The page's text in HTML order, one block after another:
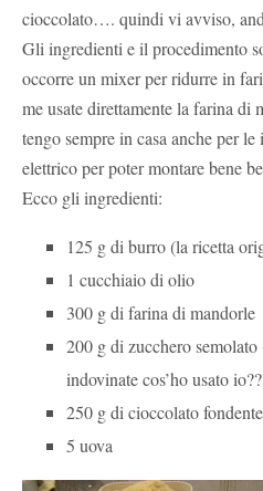
cioccolato…. quindi vi avviso,
Gli ingredienti e il procedimento
occorre un mixer per ridurre in
me usate direttamente la farina
tengo sempre in casa anche per
elettrico per poter montare bene
Ecco gli ingredienti:
125 g di burro (la ricetta
1 cucchiaio di olio
300 g di farina di mandorle
200 g di zucchero
indovinate cos’ho usato
250 g di cioccolato fondente
5 uova